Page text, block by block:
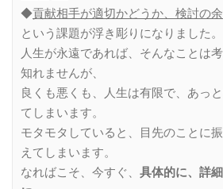
◆貢献相手が適切かどうか、検討の
という課題が浮き彫りになりました。
人生が永遠であれば、そんなことは
知れませんが、
良くも悪くも、人生は有限で、あっ
てしまいます。
モタモタしていると、目先のことに
えてしまいます。
なればこそ、今すぐ、 具体的に、詳